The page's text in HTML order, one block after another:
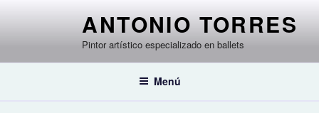
ANTONIO TORRES
Pintor artístico especializado en ballets
Menú